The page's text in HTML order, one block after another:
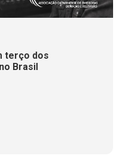
terço dos
Brasil